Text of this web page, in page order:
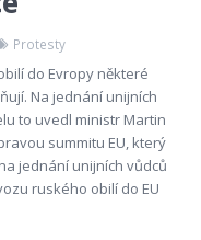
Protesty
do Evropy některé
Na jednání unijních
to uvedl ministr Martin
summitu EU, který
jednání unijních vůdců
ruského obilí do EU